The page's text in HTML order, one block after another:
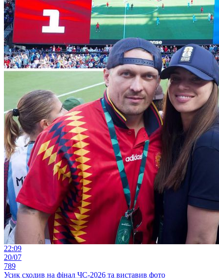
22:09
20/07
789
Усик сходив на фінал ЧС-2026 та виставив фото